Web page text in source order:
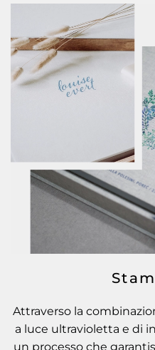
Attraverso la
a luce ultravioletta e di
un processo che